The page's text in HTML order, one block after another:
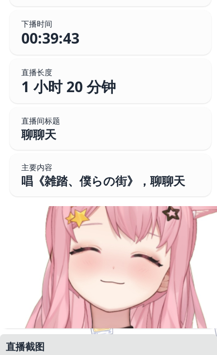
下播时间
00:39:43
直播长度
1 小时 20 分钟
直播间标题
聊聊天
主要内容
唱《雑踏、僕らの街》，聊聊天
直播截图